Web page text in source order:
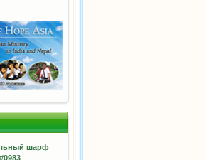
шарф
#0983